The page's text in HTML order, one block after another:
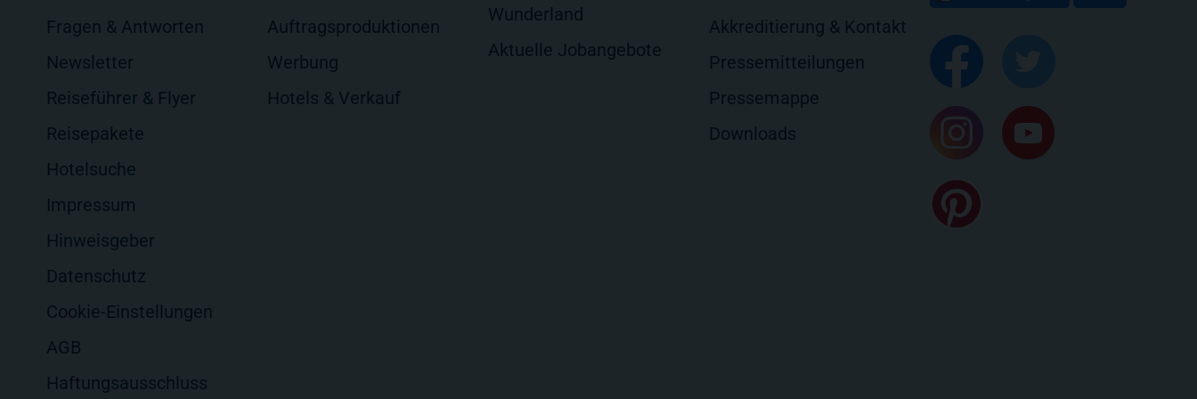
Fragen & Antworten
Newsletter
Reiseführer & Flyer
Reisepakete
Hotelsuche
Impressum
Hinweisgeber
Datenschutz
Cookie-Einstellungen
AGB
Haftungsausschluss
Auftragsproduktionen
Werbung
Hotels & Verkauf
Wunderland
Aktuelle Jobangebote
Akkreditierung & Kontakt
Pressemitteilungen
Pressemappe
Downloads